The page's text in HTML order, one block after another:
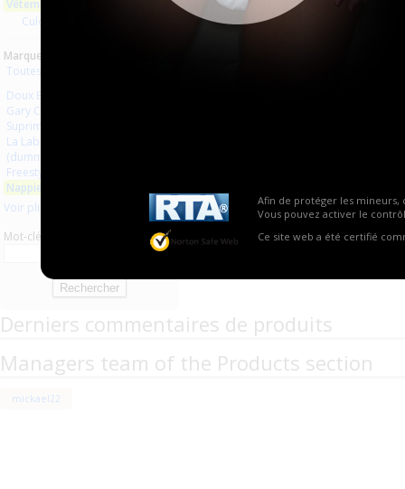
Afin de protéger les mineurs,
Vous pouvez activer le
Ce site web a été certifié
Vêtements en plastique
Culottes plastique
Marques :
Toutes les marques
Doux Baby
Gary Confort
Suprima
La Laborantine
(dummy plastic clothes)
Freestyle
Nappiesrus
Voir plus
Mot-clé
Aucun produit trouvé.
Derniers commentaires de produits
Managers team of the Products section
mickael22